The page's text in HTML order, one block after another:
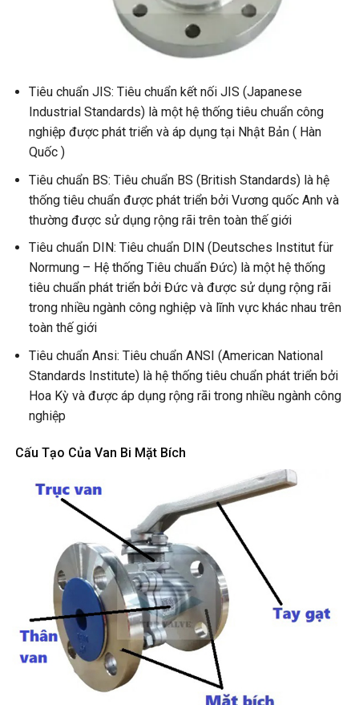
Tiêu chuẩn JIS: Tiêu chuẩn kết nối JIS (Japanese
Industrial Standards) là một hệ thống tiêu chuẩn công
nghiệp được phát triển và áp dụng tại Nhật Bản ( Hàn
Quốc )
Tiêu chuẩn BS: Tiêu chuẩn BS (British Standards) là hệ
thống tiêu chuẩn được phát triển bởi Vương quốc Anh và
thường được sử dụng rộng rãi trên toàn thế giới
Tiêu chuẩn DIN: Tiêu chuẩn DIN (Deutsches Institut für
Normung – Hệ thống Tiêu chuẩn Đức) là một hệ thống
tiêu chuẩn phát triển bởi Đức và được sử dụng rộng rãi
trong nhiều ngành công nghiệp và lĩnh vực khác nhau trên
toàn thế giới
Tiêu chuẩn Ansi: Tiêu chuẩn ANSI (American National
Standards Institute) là hệ thống tiêu chuẩn phát triển bởi
Hoa Kỳ và được áp dụng rộng rãi trong nhiều ngành công
nghiệp
Cấu Tạo Của Van Bi Mặt Bích